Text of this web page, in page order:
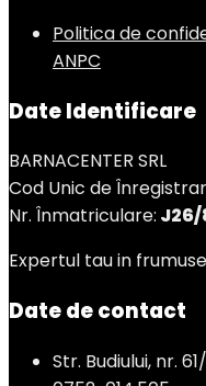
Politica de
ANPC
Date Identificare
BARNACENTER SRL
Cod Unic de
Nr. Înmatriculare: J26/
Expertul tau in
Date de contact
Str. Budiului, nr.